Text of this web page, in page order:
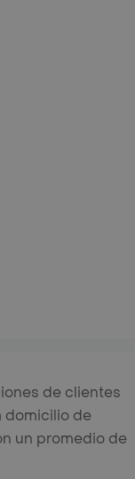
de clientes
domicilio de
un promedio de